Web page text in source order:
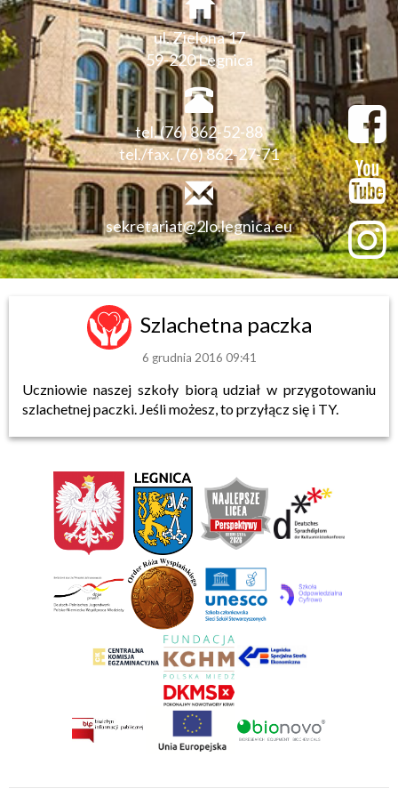
ul. Zielona 17
59-220 Legnica
tel. (76) 862-52-88
tel./fax. (76) 862-27-71
sekretariat@2lo.legnica.eu
Szlachetna paczka
6 grudnia 2016 09:41
Uczniowie naszej szkoły biorą udział w przygotowaniu
szlachetnej paczki. Jeśli możesz, to przyłącz się i TY.